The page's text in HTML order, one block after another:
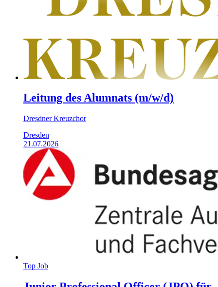
Leitung des Alumnats (m/w/d)
Dresdner Kreuzchor
Dresden
21.07.2026
Top Job